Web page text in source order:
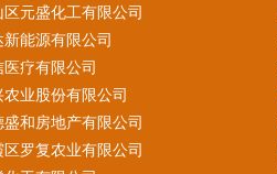
元盛化工有限公司
能源有限公司
疗有限公司
农业股份有限公司
和房地产有限公司
罗复农业有限公司